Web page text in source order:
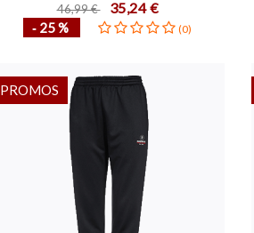
Tailles Design Contemporain
Confortable
46,99 € 35,24 €
‐ 25 % (0)
PROMOS